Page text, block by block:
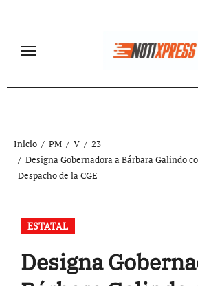
contenido
Inicio PM V
23
Designa Gobernadora a Bárbara Galindo
Despacho de la CGE
ESTATAL
Designa